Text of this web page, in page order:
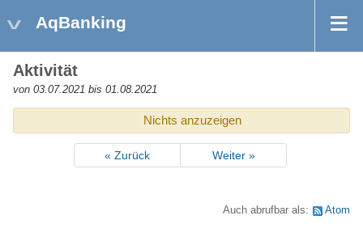
AqBanking
Aktivität
von 03.07.2021 bis 01.08.2021
Nichts anzuzeigen
« Zurück Weiter »
Auch abrufbar als: Atom